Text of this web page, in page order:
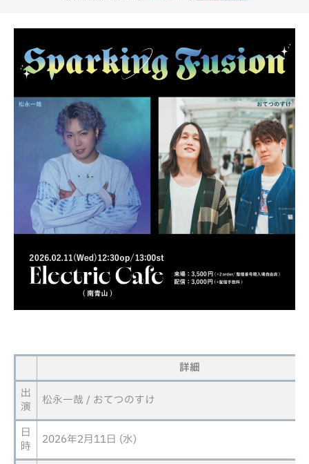
詳細
出
演
松永一哉 / おてつのすけ
日
時
2026年2月11日 (水)